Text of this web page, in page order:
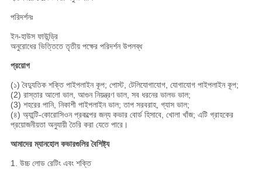
পরিদর্শনঃ
ইন-হাউস ফাউন্ড্রি
অনুরোধের ভিত্তিতে তৃতীয় পক্ষের পরিদর্শন উপলব্ধ
প্রয়োগ
(১) বৈদ্যুতিক শক্তি পাইপলাইন কূপ; পোস্ট, টেলিযোগাযোগ, যোগাযোগ পাইপলাইন কূপ;
(2) রাস্তার আলো ভাল, আগুন নিয়ন্ত্রণ ভাল, সব ধরনের ভালভ ভাল;
(3) শহরের পানি, নিকাশী পাইপলাইন ভাল; তাপ সরবরাহ, গ্যাস ভাল;
(৪) অ্যান্টি-কোরোসিওন প্রকল্পের জন্য কভার বোর্ড হিসাবে, খোলা খাঁজ; এটি গ্রাহকের
প্রয়োজনীয়তা অনুযায়ী তৈরি করা যেতে পারে।
আমাদের ম্যানহোল কভারগুলির বৈশিষ্ট্য
1. উচ্চ লোড রেটিং এবং শক্তি